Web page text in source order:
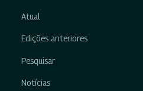
Atual
Edições anteriores
Pesquisar
Notícias